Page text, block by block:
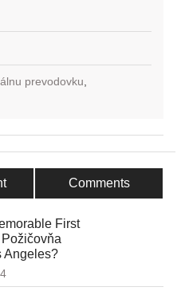
prevodovku,
Comments
First
Požičovňa
Angeles?